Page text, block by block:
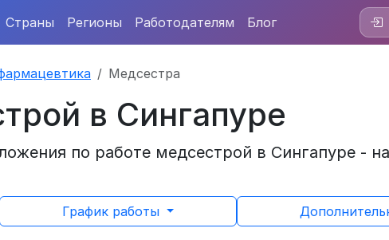
Страны Регионы Работодателям Блог
Медсестра
в Сингапуре
по работе медсестрой в Сингапуре -
График работы